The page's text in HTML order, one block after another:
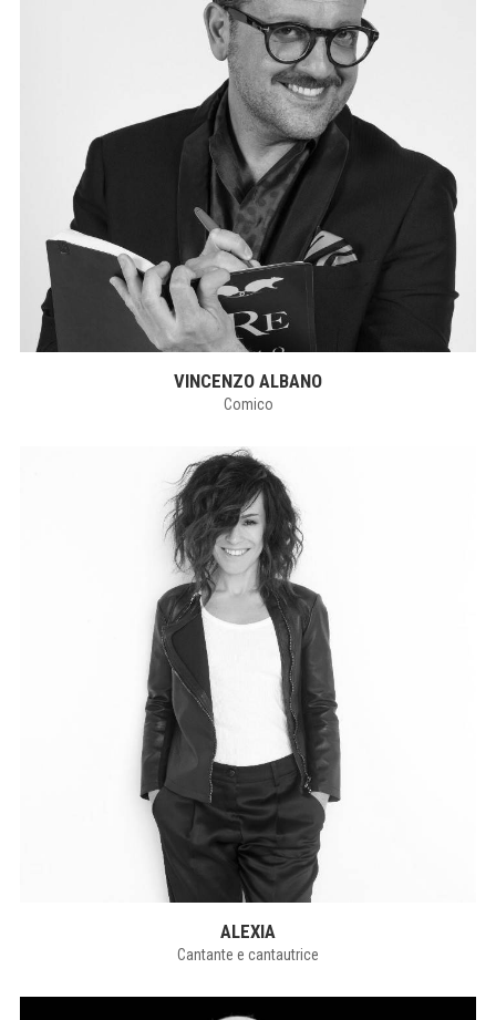
VINCENZO ALBANO
Comico
ALEXIA
Cantante e cantautrice